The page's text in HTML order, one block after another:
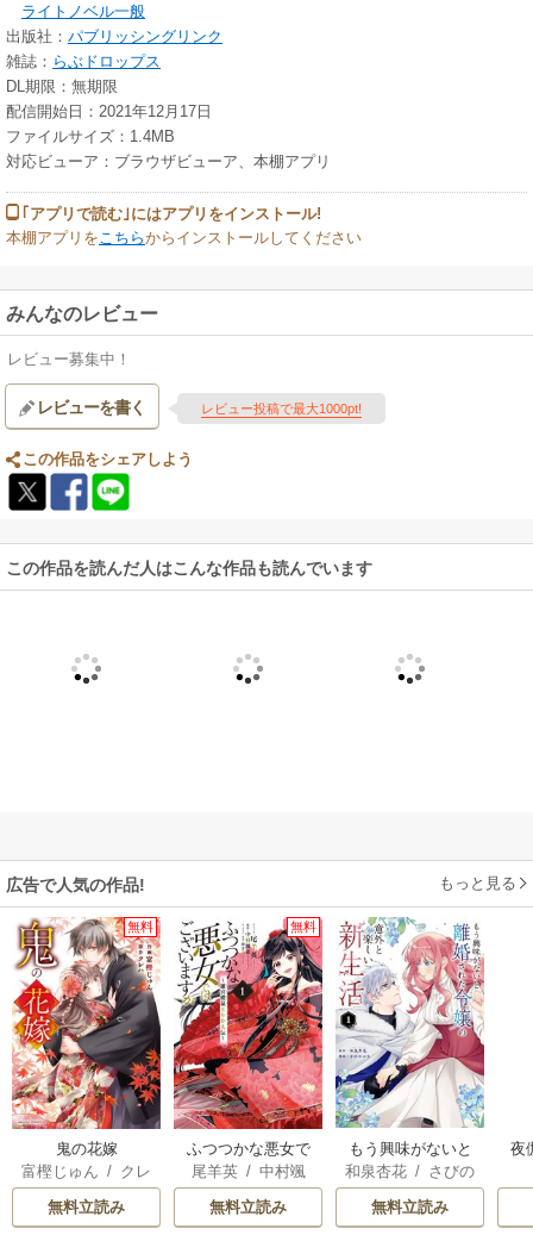
ライトノベル一般
出版社： パブリッシングリンク
雑誌： らぶドロップス
DL期限：無期限
配信開始日：2021年12月17日
ファイルサイズ：1.4MB
対応ビューア：ブラウザビューア、本棚アプリ
｢アプリで読む｣にはアプリをインストール!
本棚アプリを こちらからインストールしてください
みんなのレビュー
レビュー募集中！
レビューを書く レビュー投稿で最大1000pt!
この作品をシェアしよう
この作品を読んだ人はこんな作品も読んでいます
広告で人気の作品! もっと見る
無料
鬼の花嫁
富樫じゅん / クレ
ハ
無料立読み
無料
ふつつかな悪女で
はございますが ～
雛宮蝶鼠とりかえ
伝～
尾羊英/ 中村颯
/ ゆき哉
無料立読み
もう興味がないと
離婚された令嬢の
意外と楽しい新生
活
和泉杏花 / さびの
ぶち
無料立読み
夜